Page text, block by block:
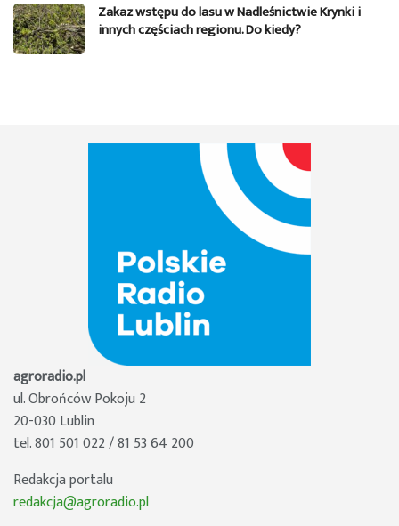
Zakaz wstępu do lasu w Nadleśnictwie Krynki i
innych częściach regionu. Do kiedy?
agroradio.pl
ul. Obrońców Pokoju 2
20-030 Lublin
tel. 801 501 022 / 81 53 64 200
Redakcja portalu
redakcja@agroradio.pl